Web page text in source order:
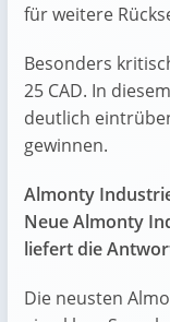
für weitere
Besonders
25 CAD. In
deutlich
gewinnen.
Almonty
Neue Almonty
liefert die
Die neusten